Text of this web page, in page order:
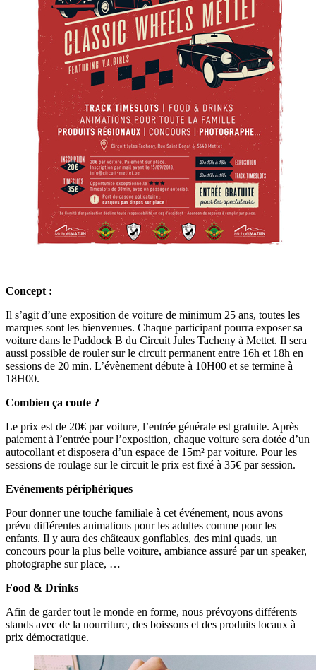
Concept :
Il s’agit d’une exposition de voiture de minimum 25 ans, toutes les
marques sont les bienvenues. Chaque participant pourra exposer sa
voiture dans le Paddock B du Circuit Jules Tacheny à Mettet. Il sera
aussi possible de rouler sur le circuit permanent entre 16h et 18h en
sessions de 20 min. L’évènement débute à 10H00 et se termine à
18H00.
Combien ça coute ?
Le prix est de 20€ par voiture, l’entrée générale est gratuite. Après
paiement à l’entrée pour l’exposition, chaque voiture sera dotée d’un
autocollant et disposera d’un espace de 15m² par voiture. Pour les
sessions de roulage sur le circuit le prix est fixé à 35€ par session.
Evénements périphériques
Pour donner une touche familiale à cet événement, nous avons
prévu différentes animations pour les adultes comme pour les
enfants. Il y aura des châteaux gonflables, des mini quads, un
concours pour la plus belle voiture, ambiance assuré par un speaker,
photographe sur place, …
Food & Drinks
Afin de garder tout le monde en forme, nous prévoyons différents
stands avec de la nourriture, des boissons et des produits locaux à
prix démocratique.